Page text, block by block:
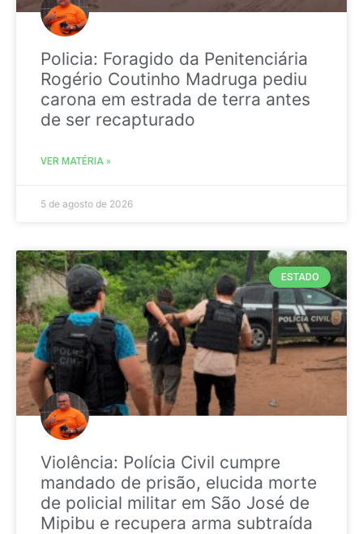
Policia: Foragido da Penitenciária
Rogério Coutinho Madruga pediu
carona em estrada de terra antes
de ser recapturado
VER MATÉRIA »
5 de agosto de 2026
ESTADO
Violência: Polícia Civil cumpre
mandado de prisão, elucida morte
de policial militar em São José de
Mipibu e recupera arma subtraída